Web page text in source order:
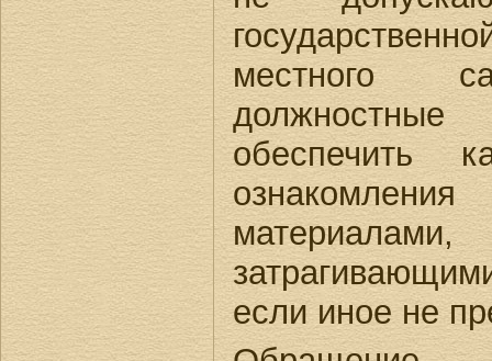
местного
обеспечить
если иное не